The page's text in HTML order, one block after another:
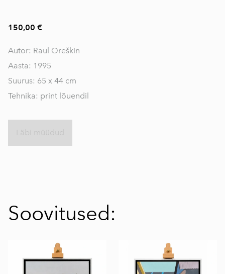
150,00 €
Autor: Raul Oreškin
Aasta: 1995
Suurus: 65 x 44 cm
Tehnika: print lõuendil
Soovitused: